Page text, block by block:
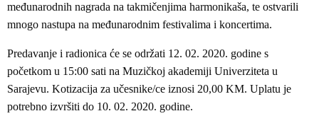
međunarodnih nagrada na takmičenjima harmonikaša, te ostvarili
mnogo nastupa na međunarodnim festivalima i koncertima.
Predavanje i radionica će se održati 12. 02. 2020. godine s
početkom u 15:00 sati na Muzičkoj akademiji Univerziteta u
Sarajevu. Kotizacija za učesnike/ce iznosi 20,00 KM. Uplatu je
potrebno izvršiti do 10. 02. 2020. godine.